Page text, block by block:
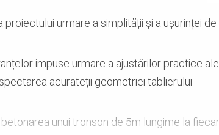
a suprastructurii
proiectului urmare a simplității și a ușurinței
impuse urmare a ajustărilor practice
acurateții geometriei tablierului
unui tronson de 5m lungime la